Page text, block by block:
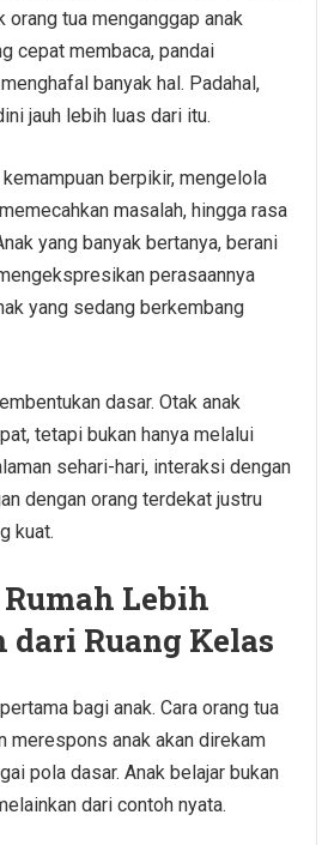
orang tua menganggap anak
cepat membaca, pandai
banyak hal. Padahal,
jauh lebih luas dari itu.
berpikir, mengelola
masalah, hingga rasa
yang banyak bertanya, berani
perasaannya
yang sedang berkembang
dasar. Otak anak
tetapi bukan hanya melalui
sehari-hari, interaksi dengan
dengan orang terdekat justru
kuat.
Lebih
dari Ruang Kelas
bagi anak. Cara orang tua
merespons anak akan direkam
pola dasar. Anak belajar bukan
dari contoh nyata.